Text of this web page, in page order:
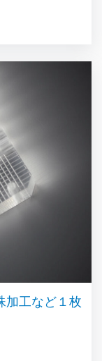
加工など１枚